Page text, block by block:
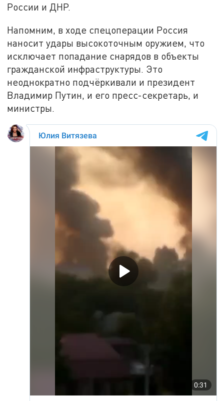
России и ДНР.
Напомним, в ходе спецоперации Россия
наносит удары высокоточным оружием, что
исключает попадание снарядов в объекты
гражданской инфраструктуры. Это
неоднократно подчёркивали и президент
Владимир Путин, и его пресс-секретарь, и
министры.